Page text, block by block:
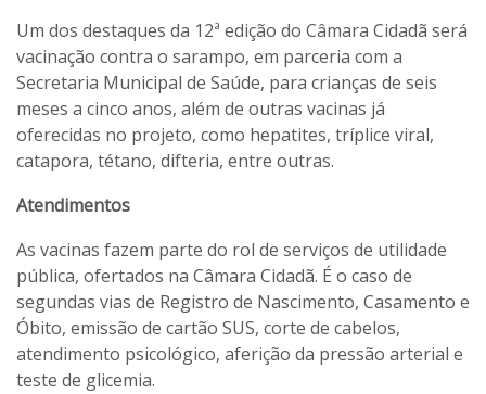
Um dos destaques da 12ª edição do Câmara Cidadã será
vacinação contra o sarampo, em parceria com a
Secretaria Municipal de Saúde, para crianças de seis
meses a cinco anos, além de outras vacinas já
oferecidas no projeto, como hepatites, tríplice viral,
catapora, tétano, difteria, entre outras.
Atendimentos
As vacinas fazem parte do rol de serviços de utilidade
pública, ofertados na Câmara Cidadã. É o caso de
segundas vias de Registro de Nascimento, Casamento e
Óbito, emissão de cartão SUS, corte de cabelos,
atendimento psicológico, aferição da pressão arterial e
teste de glicemia.